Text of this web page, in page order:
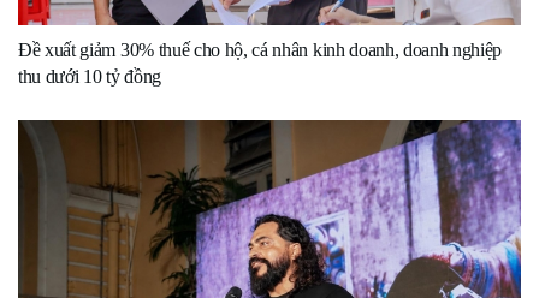
Đề xuất giảm 30% thuế cho hộ, cá nhân kinh doanh, doanh nghiệp
thu dưới 10 tỷ đồng